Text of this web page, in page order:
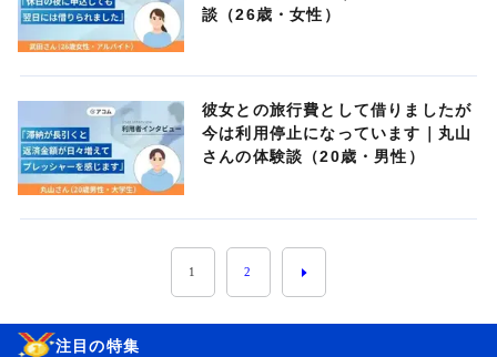
談（26歳・女性）
彼女との旅行費として借りましたが
今は利用停止になっています｜丸山
さんの体験談（20歳・男性）
1 2
注目の特集